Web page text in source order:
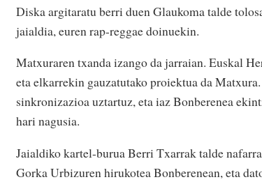
Diska argitaratu berri duen Glaukoma talde
jaialdia, euren rap-reggae doinuekin.
Matxuraren txanda izango da jarraian. Euskal
eta elkarrekin gauzatutako proiektua da
sinkronizazioa uztartuz, eta iaz Bonberenea
hari nagusia.
Jaialdiko kartel-burua Berri Txarrak talde
Gorka Urbizuren hirukotea Bonberenean, eta